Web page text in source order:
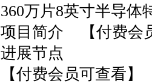
360万片8英寸半导体
项目简介 【付费会
进展节点
【付费会员可查看】